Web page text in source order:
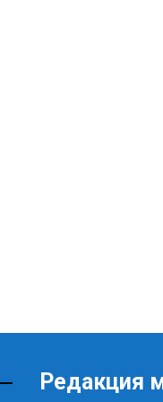
Редакция